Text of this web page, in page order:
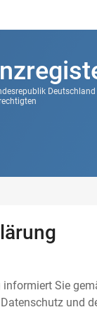
Deutschland
Sie
und